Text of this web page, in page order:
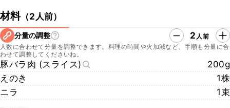
材料（2人前）
分量の調整 2 人前
人数に合わせて分量を調整できます。料理の時間や火加減など、手順も分量に合
わせて調整してくださいね。
豚バラ肉 (スライス)
200g
えのき
1株
ニラ
1束